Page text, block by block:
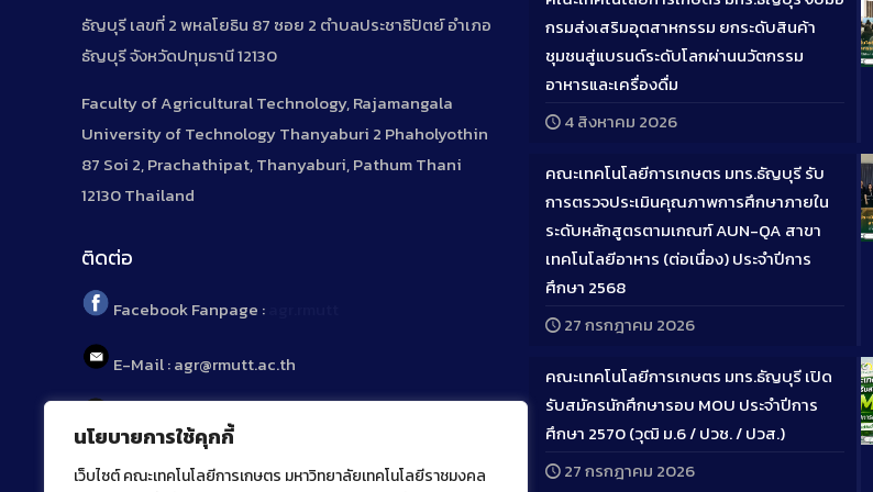
นโยบายการใช้คุกกี้
เว็บไซต์ คณะเทคโนโลยีการเกษตร มหาวิทยาลัยเทคโนโลยีราชมงคล
ธัญบุรี เลขที่ 2 พหลโยธิน 87 ซอย 2 ตำบลประชาธิปัตย์ อำเภอ
ธัญบุรี จังหวัดปทุมธานี 12130
Faculty of Agricultural Technology, Rajamangala
University of Technology Thanyaburi 2 Phaholyothin
87 Soi 2, Prachathipat, Thanyaburi, Pathum Thani
12130 Thailand
ติดต่อ
Facebook Fanpage :
E-Mail : agr@rmutt.ac.th
Tel : 02 592 1955
กรมส่งเสริมอุตสาหกรรม ยกระดับสินค้า
ชุมชนสู่แบรนด์ระดับโลกผ่านนวัตกรรม
อาหารและเครื่องดื่ม
4 สิงหาคม 2026
คณะเทคโนโลยีการเกษตร มทร.ธัญบุรี รับ
การตรวจประเมินคุณภาพการศึกษาภายใน
ระดับหลักสูตรตามเกณฑ์ AUN-QA สาขา
เทคโนโลยีอาหาร (ต่อเนื่อง) ประจำปีการ
ศึกษา 2568
27 กรกฎาคม 2026
คณะเทคโนโลยีการเกษตร มทร.ธัญบุรี เปิด
รับสมัครนักศึกษารอบ MOU ประจำปีการ
ศึกษา 2570 (วุฒิ ม.6 / ปวช. / ปวส.)
27 กรกฎาคม 2026